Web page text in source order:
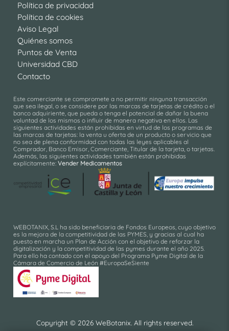
Política de privacidad
Política de cookies
Aviso Legal
Quiénes somos
Puntos de Venta
Universidad CBD
Contacto
Este comerciante se compromete a no permitir ninguna transacción
que sea ilegal, o se considere por las marcas de tarjetas de crédito o el
banco adquiriente, que pueda o tenga el potencial de dañar la buena
voluntad de los mismos o influir de manera negativa en ellos. Las
siguientes actividades están prohibidas en virtud de los programas de
las marcas de tarjetas: la venta u oferta de un producto o servicio que
no sea de plena conformidad con todas las leyes aplicables al
Comprador, Banco Emisor, Comerciante, Titular de la tarjeta, o tarjetas.
Además, las siguientes actividades también están prohibidas
explícitamente: Vender Medicamentos
WEBOTANIX, S.L ha sido beneficiaria de Fondos Europeos, cuyo objetivo
es la mejora de la competitividad de las PYMES, y gracias al cual ha
puesto en marcha un Plan de Acción con el objetivo de reforzar la
digitalización y la competitividad de las pymes durante el año 2025.
Para ello ha contado con el apoyo del Programa Pyme Digital de la
Cámara de Comercio de León #EuropaSeSiente
Copyright © 2026 WeBotanix. All rights reserved.